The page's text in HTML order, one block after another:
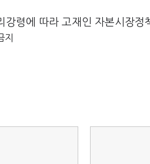
령에 따라 고재인 자본시장정
지